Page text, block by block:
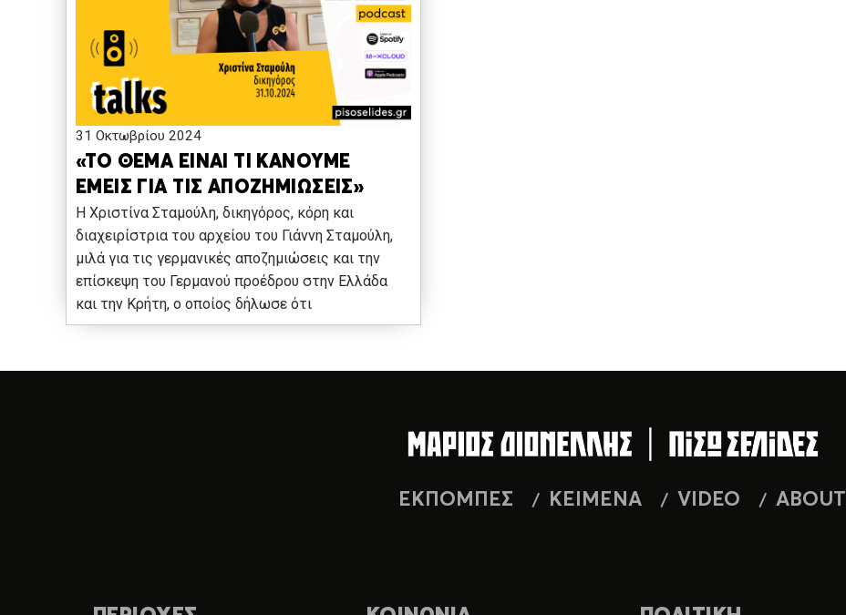
31 Οκτωβρίου 2024
«ΤΟ ΘΕΜΑ ΕΙΝΑΙ ΤΙ ΚΑΝΟΥΜΕ
ΕΜΕΙΣ ΓΙΑ ΤΙΣ ΑΠΟΖΗΜΙΩΣΕΙΣ»
Η Χριστίνα Σταμούλη, δικηγόρος, κόρη και
διαχειρίστρια του αρχείου του Γιάννη Σταμούλη,
μιλά για τις γερμανικές αποζημιώσεις και την
επίσκεψη του Γερμανού προέδρου στην Ελλάδα
και την Κρήτη, ο οποίος δήλωσε ότι
ΕΚΠΟΜΠΕΣ ΚΕΙΜΕΝΑ VIDEO ABOUT